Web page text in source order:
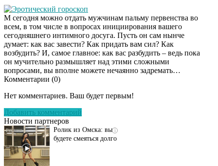
Эротический гороскоп
М сегодня можно отдать мужчинам пальму первенства во
всем, в том числе в вопросах инициирования вашего
сегодняшнего интимного досуга. Пусть он сам нынче
думает: как вас завести? Как придать вам сил? Как
возбудить? И, самое главное: как вас разбудить – ведь пока
он мучительно размышляет над этими сложными
вопросами, вы вполне можете нечаянно задремать…
Комментарии (0)
Нет комментариев. Ваш будет первым!
Добавить комментарий
Новости партнеров
i
Этот танец невесты
оставит вас без слов!
Пересмотрела 10 раз
Ролик длится пару
шоке от увиденного
i
Ролик из Омска: вы
будете смеяться долго